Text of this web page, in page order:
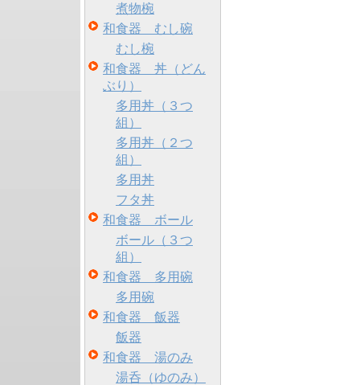
煮物椀
和食器 むし碗
むし椀
和食器 丼（どん
ぶり）
多用丼（３つ
組）
多用丼（２つ
組）
多用丼
フタ丼
和食器 ボール
ボール（３つ
組）
和食器 多用碗
多用碗
和食器 飯器
飯器
和食器 湯のみ
湯呑（ゆのみ）